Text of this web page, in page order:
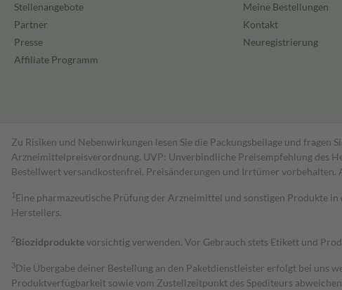
Stellenangebote
Partner
Presse
Affiliate Programm
Meine Bestellungen
Kontakt
Neuregistrierung
Zu Risiken und Nebenwirkungen lesen Sie die Packungsbeilage und
Arzneimittelpreisverordnung. UVP: Unverbindliche Preisempfehlung des
Bestell­wert versand­kosten­frei. Preisänderungen und Irrtümer
1 Eine pharmazeutische Prüfung der Arzneimittel und sonstigen Produkte
Herstellers.
2Biozidproduktevorsichtig verwenden. Vor Gebrauch stets Etikett und
3Die Übergabe deiner Bestellung an den Paketdienstleister erfolgt bei uns
Produktverfügbarkeit sowie vom Zustellzeitpunkt des Spediteurs